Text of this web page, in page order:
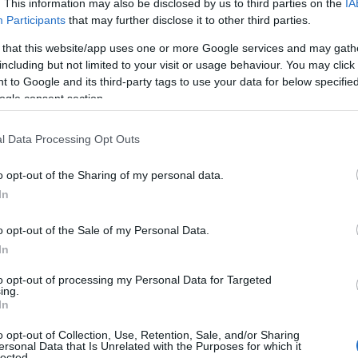
This information may also be disclosed by us to third parties on the
Participants that may further disclose it to other third parties.
that this website/app uses one or more Google services and may
but not limited to your visit or usage behaviour. You may
to Google and its third-party tags to use your data for below
consent section.
Data Processing Opt Outs
opt-out of the Sharing of my personal data.
opt-out of the Sale of my Personal Data.
opt-out of processing my Personal Data for Targeted
opt-out of Collection, Use, Retention, Sale, and/or Sharing
Data that Is Unrelated with the Purposes for which it